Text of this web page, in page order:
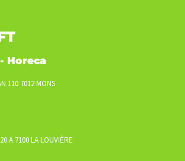
Horeca
110 7012 MONS
A 7100 LA LOUVIÈRE